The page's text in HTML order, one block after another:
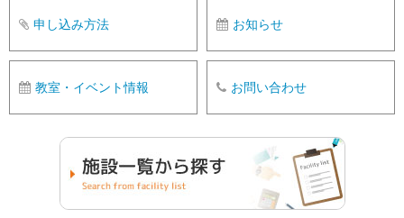
申し込み方法 お知らせ
教室・イベント情報 お問い合わせ